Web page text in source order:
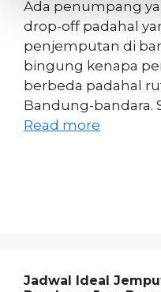
Ada penumpang
drop-off padahal
penjemputan di
bingung kenapa
berbeda padahal
Bandung-bandara.
Read more
Jadwal Ideal